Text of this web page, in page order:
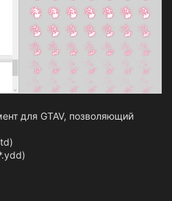
для GTAV, позволяющий